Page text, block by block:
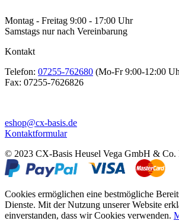
Montag - Freitag 9:00 - 17:00 Uhr
Samstags nur nach Vereinbarung
Kontakt
Telefon: 07255-762680 (Mo-Fr 9:00-12:00
Fax: 07255-7626826
eshop@cx-basis.de
Kontaktformular
© 2023 CX-Basis Heusel Vega GmbH & Co.
Cookies ermöglichen eine bestmögliche
Dienste. Mit der Nutzung unserer Website
einverstanden, dass wir Cookies verwenden.